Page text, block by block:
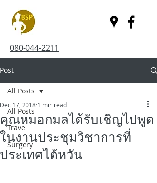
080-044-2211
Post
All Posts
Travel
Surgery
All Posts
คุณหมอกมลได้รับเชิญไปพูด
ในงานประชุมวิชาการที่
ประเทศไต้หวัน
Dec 17, 2018 1 min read